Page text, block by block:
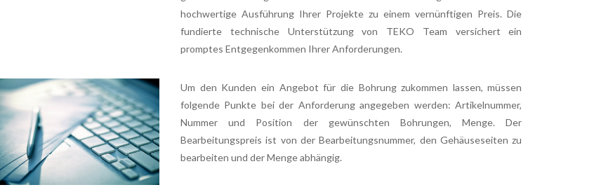
hochwertige Ausführung Ihrer Projekte zu einem vernünftigen Preis. Die
fundierte technische Unterstützung von TEKO Team versichert ein
promptes Entgegenkommen Ihrer Anforderungen.
Um den Kunden ein Angebot für die Bohrung zukommen lassen, müssen
folgende Punkte bei der Anforderung angegeben werden: Artikelnummer,
Nummer und Position der gewünschten Bohrungen, Menge. Der
Bearbeitungspreis ist von der Bearbeitungsnummer, den Gehäuseseiten zu
bearbeiten und der Menge abhängig.